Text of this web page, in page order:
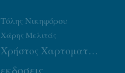
Τόλης Νικηφόρου
Χάρης Μελιτάς
Χρήστος Χαρτοματσίδης
εκδοσεις